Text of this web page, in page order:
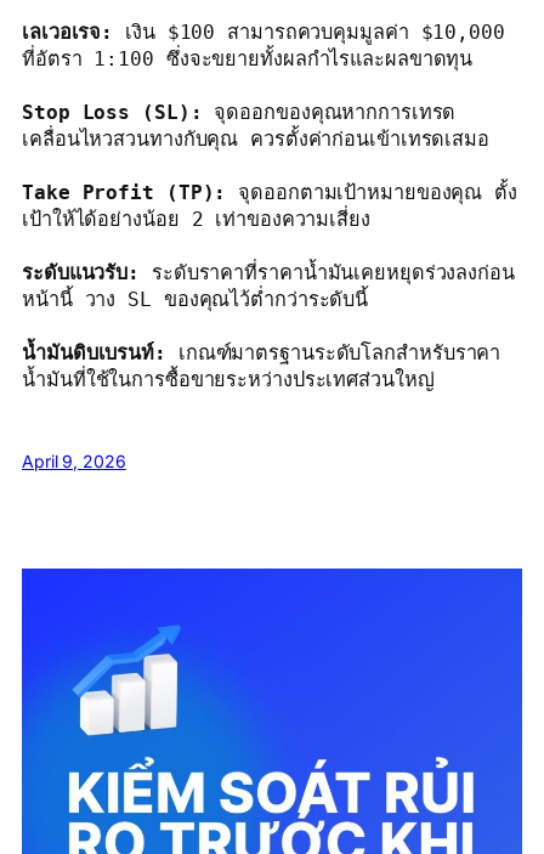
เลเวอเรจ:
เงิน $100 สามารถควบคุมมูลค่า $10,000
ที่อัตรา 1:100 ซึ่งจะขยายทั้งผลกำไรและผลขาดทุน
Stop Loss (SL):
จุดออกของคุณหากการเทรด
Take Profit (TP):
จุดออกตามเป้าหมายของคุณ ตั้ง
เป้าให้ได้อย่างน้อย 2 เท่าของความเสี่ยง
ระดับแนวรับ:
ระดับราคาที่ราคาน้ำมันเคยหยุดร่วงลงก่อน
หน้านี้ วาง SL ของคุณไว้ต่ำกว่าระดับนี้
น้ำมันดิบเบรนท์: เกณฑ์มาตรฐานระดับโลกสำหรับราคา
น้ำมันที่ใช้ในการซื้อขายระหว่างประเทศส่วนใหญ่
April 9, 2026